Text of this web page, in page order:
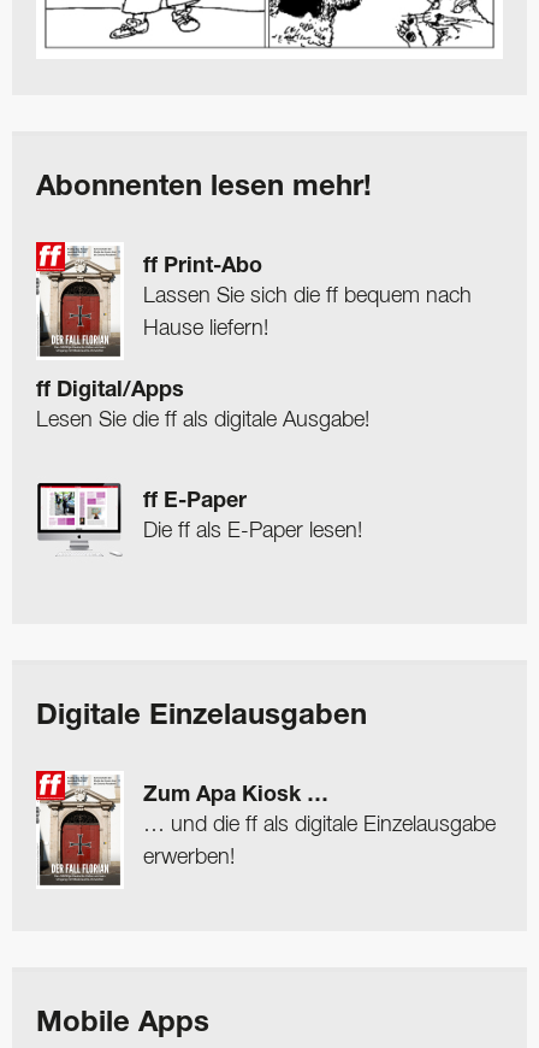
Abonnenten lesen mehr!
ff Print-Abo
Lassen Sie sich die ff bequem nach
Hause liefern!
ff Digital/Apps
Lesen Sie die ff als digitale Ausgabe!
ff E-Paper
Die ff als E-Paper lesen!
Digitale Einzelausgaben
Zum Apa Kiosk …
… und die ff als digitale Einzelausgabe
erwerben!
Mobile Apps